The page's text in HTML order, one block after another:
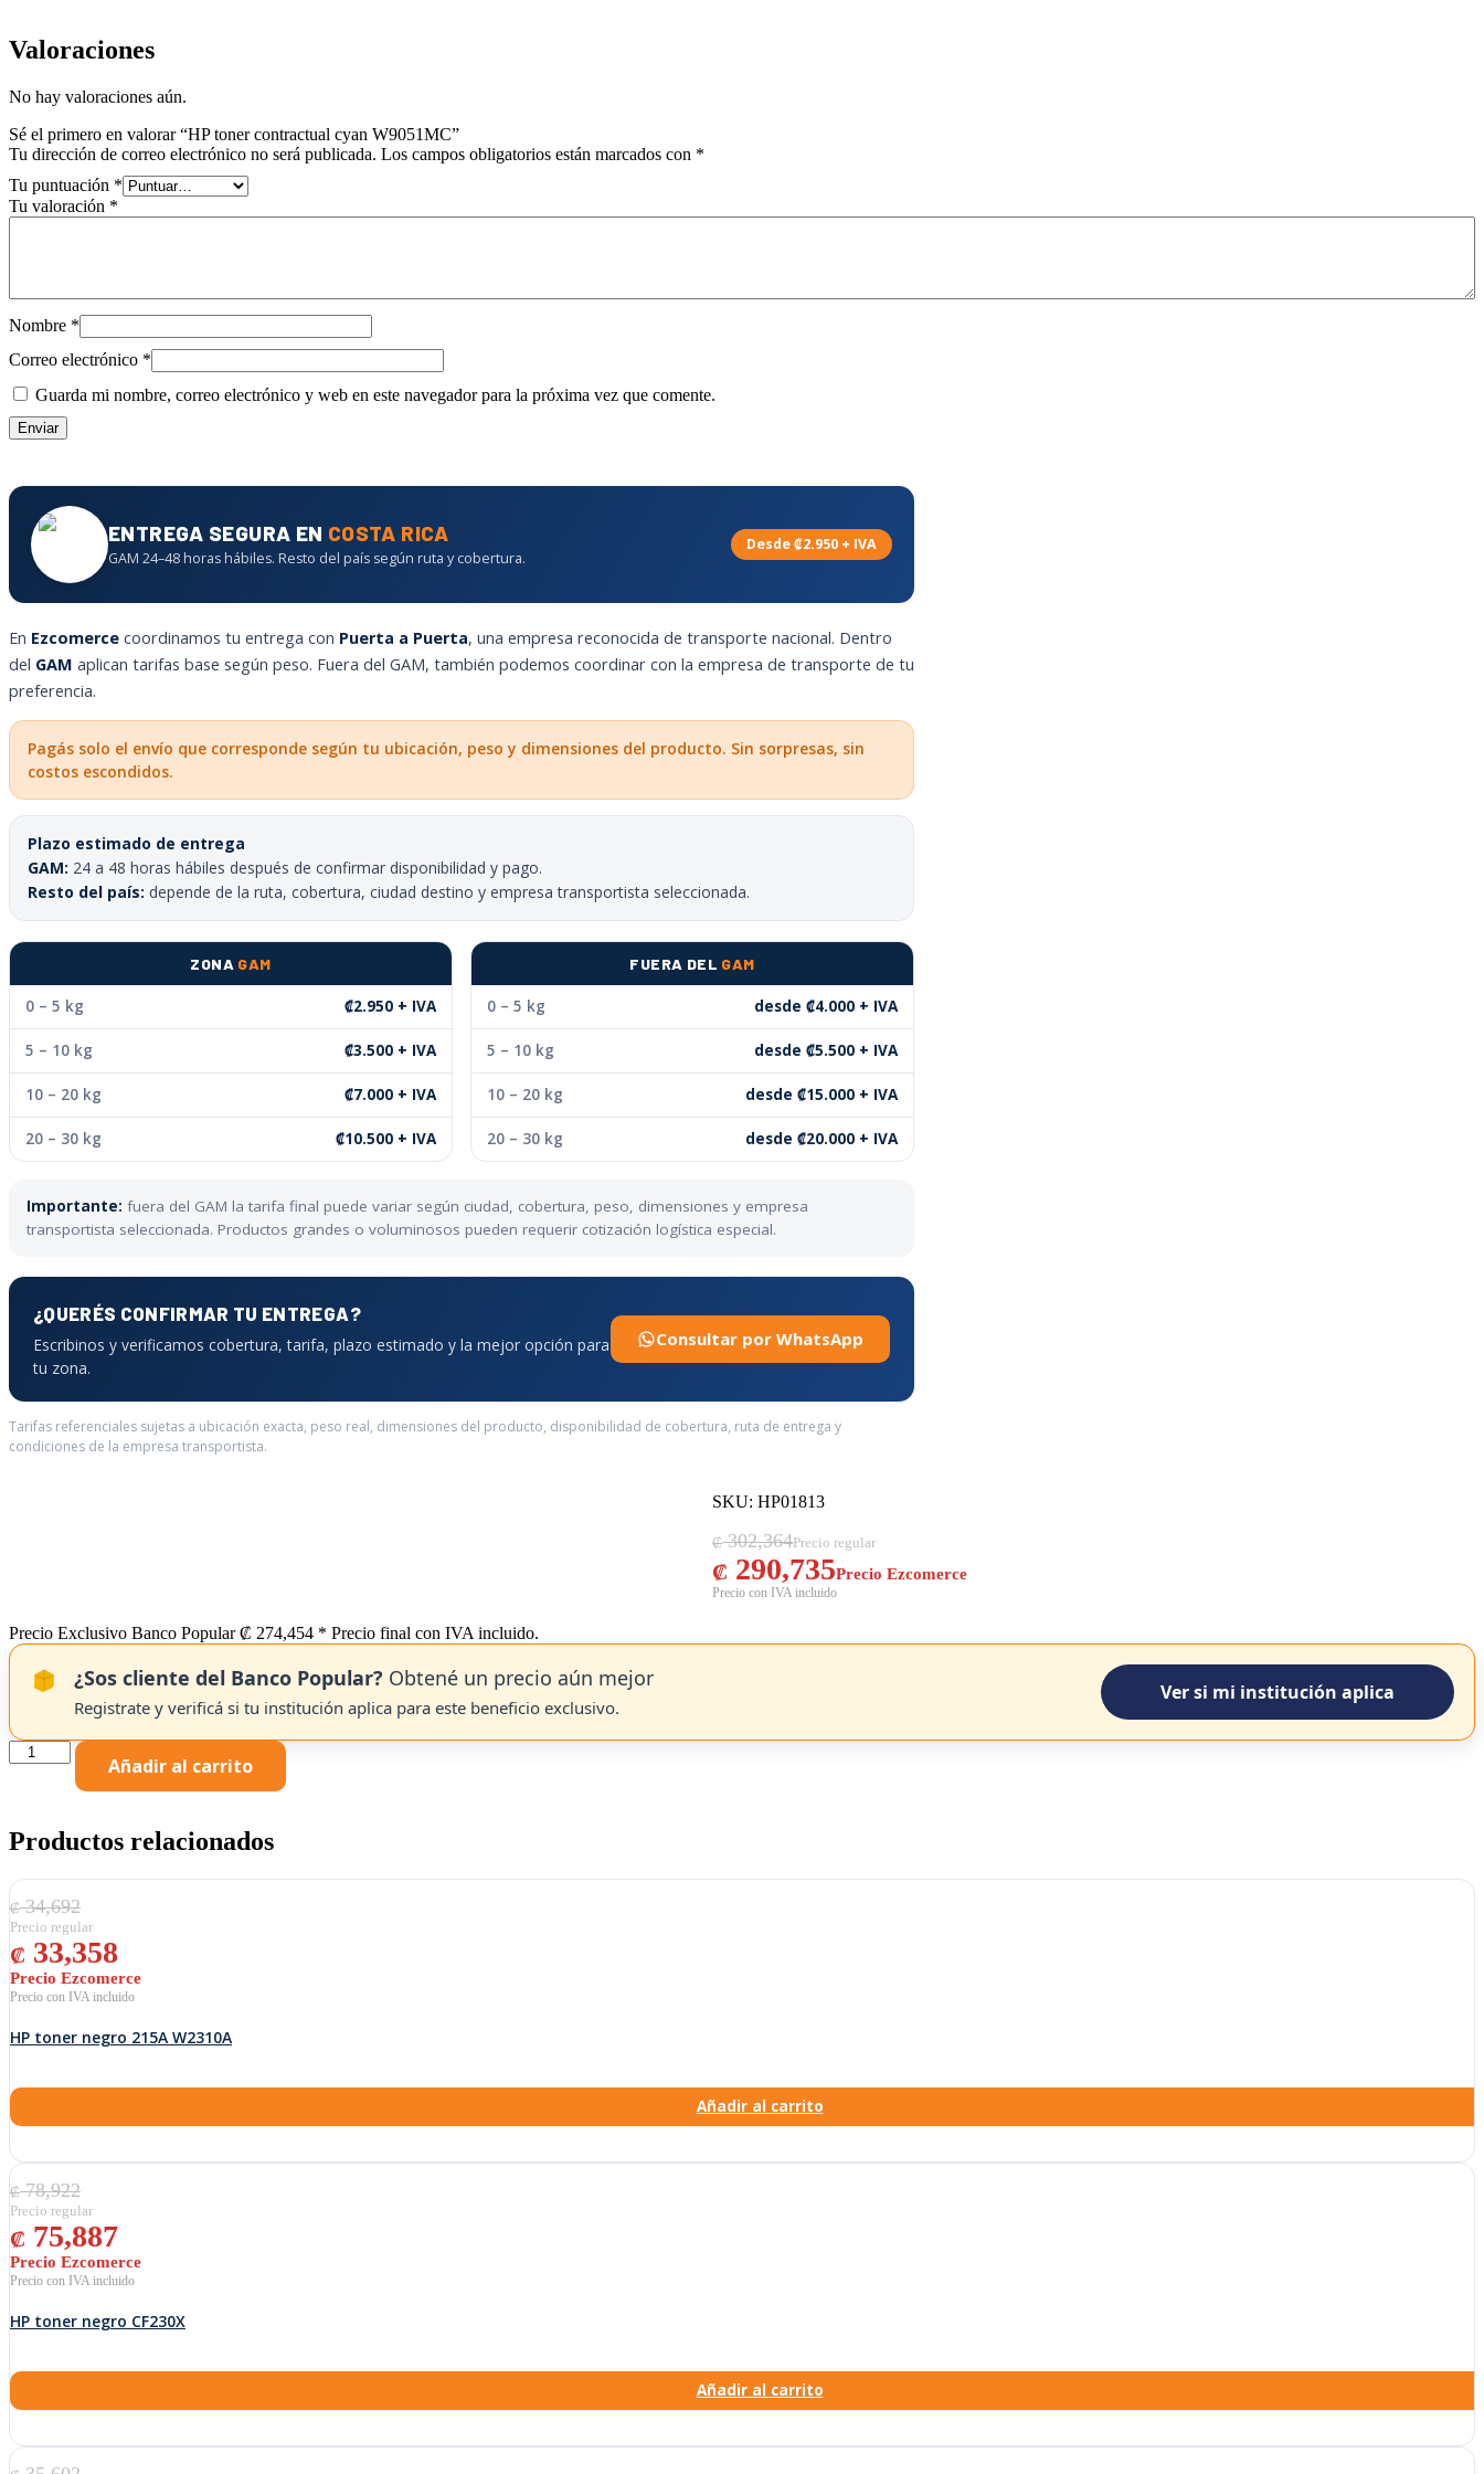
Valoraciones
No hay valoraciones aún.
Sé el primero en valorar “HP toner contractual cyan W9051MC”
Tu dirección de correo electrónico no será publicada. Los campos obligatorios están marcados con *
Tu puntuación *
Tu valoración *
Nombre *
Correo electrónico *
Guarda mi nombre, correo electrónico y web en este navegador para la próxima vez que comente.
ENTREGA SEGURA EN COSTA RICA
GAM 24–48 horas hábiles. Resto del país según ruta y cobertura.
Desde ₡2.950 + IVA
En Ezcomerce coordinamos tu entrega con Puerta a Puerta, una empresa reconocida de transporte nacional. Dentro
del GAM aplican tarifas base según peso. Fuera del GAM, también podemos coordinar con la empresa de transporte de tu
preferencia.
Pagás solo el envío que corresponde según tu ubicación, peso y dimensiones del producto. Sin sorpresas, sin
costos escondidos.
Plazo estimado de entrega
GAM: 24 a 48 horas hábiles después de confirmar disponibilidad y pago.
Resto del país: depende de la ruta, cobertura, ciudad destino y empresa transportista seleccionada.
ZONA GAM
0 – 5 kg ₡2.950 + IVA
5 – 10 kg ₡3.500 + IVA
10 – 20 kg ₡7.000 + IVA
20 – 30 kg ₡10.500 + IVA
FUERA DEL GAM
0 – 5 kg desde ₡4.000 + IVA
5 – 10 kg desde ₡5.500 + IVA
10 – 20 kg desde ₡15.000 + IVA
20 – 30 kg desde ₡20.000 + IVA
Importante: fuera del GAM la tarifa final puede variar según ciudad, cobertura, peso, dimensiones y empresa
transportista seleccionada. Productos grandes o voluminosos pueden requerir cotización logística especial.
¿QUERÉS CONFIRMAR TU ENTREGA?
Escribinos y verificamos cobertura, tarifa, plazo estimado y la mejor opción para
tu zona.
Consultar por WhatsApp
Tarifas referenciales sujetas a ubicación exacta, peso real, dimensiones del producto, disponibilidad de cobertura, ruta de entrega y
condiciones de la empresa transportista.
SKU: HP01813
₡302,364
El precio original era: ₡ 302,364.
₡ 290,735
El precio actual es: ₡ 290,735.
Precio Exclusivo Banco Popular ₡ 274,454 * Precio final con IVA incluido.
¿Sos cliente del Banco Popular? Obtené un precio aún mejor
Registrate y verificá si tu institución aplica para este beneficio exclusivo.
Ver si mi institución aplica
HP
toner
contractual
W9051MC
cantidad
Añadir al carrito
Productos relacionados
₡34,692
El precio original era: ₡ 34,692.
₡ 33,358
El precio actual es: ₡ 33,358.
HP toner negro 215A W2310A
Añadir al carrito
₡78,922
El precio original era: ₡ 78,922.
₡ 75,887
El precio actual es: ₡ 75,887.
HP toner negro CF230X
Añadir al carrito
El precio original era: ₡ 35,602.
El precio actual es: ₡ 34,233.